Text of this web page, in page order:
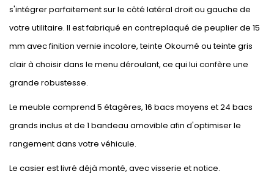
s'intégrer parfaitement sur le côté latéral droit ou gauche de
votre utilitaire. Il est fabriqué en contreplaqué de peuplier de 15
mm avec finition vernie incolore, teinte Okoumé ou teinte gris
clair à choisir dans le menu déroulant, ce qui lui confère une
grande robustesse.
Le meuble comprend 5 étagères, 16 bacs moyens et 24 bacs
grands inclus et de 1 bandeau amovible afin d'optimiser le
rangement dans votre véhicule.
Le casier est livré déjà monté, avec visserie et notice.